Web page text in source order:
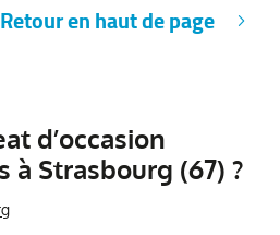
Retour en haut de page
d’occasion
à Strasbourg (67) ?